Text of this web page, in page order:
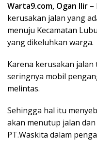
Warta9.com, Ogan Ilir –
kerusakan jalan yang
menuju Kecamatan
yang dikeluhkan warga.
Karena kerusakan
seringnya mobil
melintas.
Sehingga hal itu
akan menutup jalan
PT.Waskita dalam